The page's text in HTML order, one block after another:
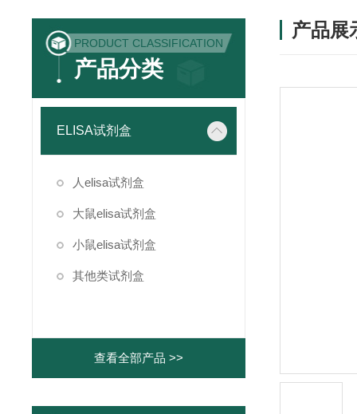
PRODUCT CLASSIFICATION
产品分类
ELISA试剂盒
人elisa试剂盒
大鼠elisa试剂盒
小鼠elisa试剂盒
其他类试剂盒
查看全部产品 >>
产品展